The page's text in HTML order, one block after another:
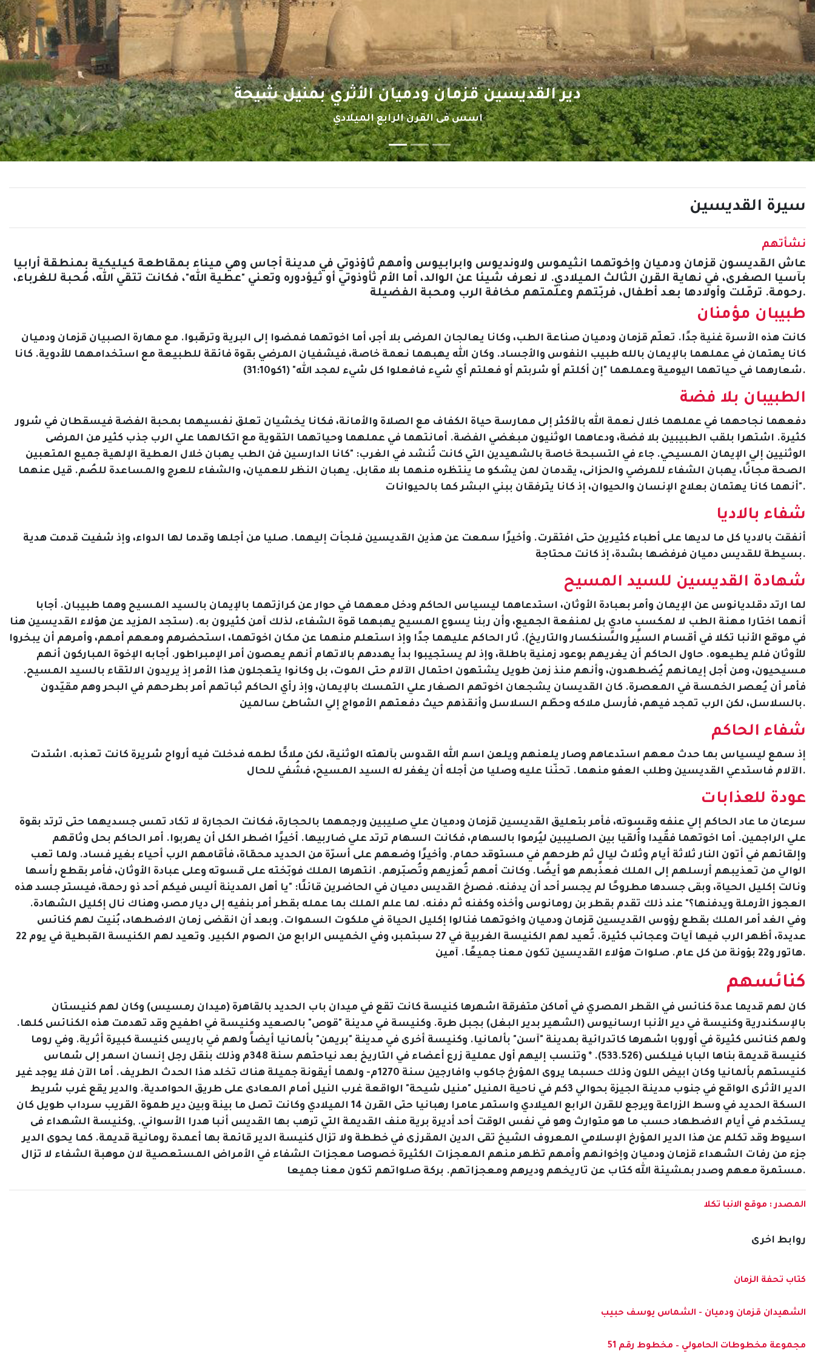
دير القديسين قزمان ودميان الأثري بمنيل شيحة
اسس فى القرن الرابع الميلادي
سيرة القديسين
نشأتهم
عاش القديسون قزمان ودميان وإخوتهما انثيموس ولاونديوس وابرابيوس وأمهم ثاؤذوتي في مدينة أجاس وهي ميناء بمقاطعة كيليكية بمنطقة أرابيا
بآسيا الصغرى، في نهاية القرن الثالث الميلادي. لا نعرف شيئا عن الوالد، أما الأم ثأوذوتي أو ثيؤدوره وتعني "عطية الله"، فكانت تتقي الله، مُحبة للغرباء،
رحومة. ترمّلت وأولادها بعد أطفال، فربّتهم وعلّمتهم مخافة الرب ومحبة الفضيلة.
طبيبان مؤمنان
كانت هذه الأسرة غنية جدًا. تعلّم قزمان ودميان صناعة الطب، وكانا يعالجان المرضى بلا أجر، أما اخوتهما فمضوا إلى البرية وترهّبوا. مع مهارة الصبيان قزمان ودميان
كانا يهتمان في عملهما بالإيمان بالله طبيب النفوس والأجساد. وكان الله يهبهما نعمة خاصة، فيشفيان المرضي بقوة فائقة للطبيعة مع استخدامهما للأدوية. كانا
شعارهما في حياتهما اليومية وعملهما "إن أكلتم أو شربتم أو فعلتم أي شيء فافعلوا كل شيء لمجد الله" (1كو31:10).
الطبيبان بلا فضة
دفعهما نجاحهما في عملهما خلال نعمة الله بالأكثر إلى ممارسة حياة الكفاف مع الصلاة والأمانة، فكانا يخشيان تعلق نفسيهما بمحبة الفضة فيسقطان في شرور
كثيرة. اشتهرا بلقب الطبيبين بلا فضة، ودعاهما الوثنيون مبغضي الفضة. أمانتهما في عملهما وحياتهما التقوية مع اتكالهما علي الرب جذب كثير من المرضى
الوثنيين إلي الإيمان المسيحي. جاء في التسبحة خاصة بالشهيدين التي كانت تُنشد في الغرب: "كانا الدارسين فن الطب يهبان خلال العطية الإلهية جميع المتعبين
الصحة مجانًا، يهبان الشفاء للمرضي والحزانى، يقدمان لمن يشكو ما ينتظره منهما بلا مقابل. يهبان النظر للعميان، والشفاء للعرج والمساعدة للصُم. قيل عنهما
أنهما كانا يهتمان بعلاج الإنسان والحيوان، إذ كانا يترفقان ببني البشر كما بالحيوانات".
شفاء بالاديا
أنفقت بالاديا كل ما لديها على أطباء كثيرين حتى افتقرت. وأخيرًا سمعت عن هذين القديسين فلجأت إليهما. صليا من أجلها وقدما لها الدواء، وإذ شفيت قدمت هدية
بسيطة للقديس دميان فرفضها بشدة، إذ كانت محتاجة.
شهادة القديسين للسيد المسيح
لما ارتد دقلديانوس عن الإيمان وأمر بعبادة الأوثان، استدعاهما ليسياس الحاكم ودخل معهما في حوار عن كرازتهما بالإيمان بالسيد المسيح وهما طبيبان. أجابا
أنهما اختارا مهنة الطب لا لمكسبٍ ماديٍ بل لمنفعة الجميع، وأن ربنا يسوع المسيح يهبهما قوة الشفاء، لذلك آمن كثيرون به. (ستجد المزيد عن هؤلاء القديسين هنا
في موقع الأنبا تكلا في أقسام السير والسنكسار والتاريخ). ثار الحاكم عليهما جدًا وإذ استعلم منهما عن مكان اخوتهما، استحضرهم ومعهم أمهم، وأمرهم أن يبخروا
للأوثان فلم يطيعوه. حاول الحاكم أن يغريهم بوعود زمنية باطلة، وإذ لم يستجيبوا بدأ يهددهم بالاتهام أنهم يعصون أمر الإمبراطور. أجابه الإخوة المباركون أنهم
مسيحيون، ومن أجل إيمانهم يُضطهدون، وأنهم منذ زمن طويل يشتهون احتمال الآلام حتى الموت، بل وكانوا يتعجلون هذا الأمر إذ يريدون الالتقاء بالسيد المسيح.
فأمر أن يُعصر الخمسة في المعصرة. كان القديسان يشجعان اخوتهم الصغار علي التمسك بالإيمان، وإذ رأي الحاكم ثباتهم أمر بطرحهم في البحر وهم مقيّدون
بالسلاسل، لكن الرب تمجد فيهم، فأرسل ملاكه وحطّم السلاسل وأنقذهم حيث دفعتهم الأمواج إلي الشاطئ سالمين.
شفاء الحاكم
إذ سمع ليسياس بما حدث معهم استدعاهم وصار يلعنهم ويلعن اسم الله القدوس بآلهته الوثنية، لكن ملاكًا لطمه فدخلت فيه أرواح شريرة كانت تعذبه. اشتدت
الآلام فاستدعي القديسين وطلب العفو منهما. تحنّنا عليه وصليا من أجله أن يغفر له السيد المسيح، فشُفي للحال.
عودة للعذابات
سرعان ما عاد الحاكم إلي عنفه وقسوته، فأمر بتعليق القديسين قزمان ودميان علي صليبين ورجمهما بالحجارة، فكانت الحجارة لا تكاد تمس جسديهما حتى ترتد بقوة
علي الراجمين. أما اخوتهما فقُيدا وأُلقيا بين الصليبين ليُرموا بالسهام، فكانت السهام ترتد علي ضاربيها. أخيرًا اضطر الكل أن يهربوا. أمر الحاكم بحل وثاقهم
وإلقائهم في أتون النار ثلاثة أيام وثلاث ليالٍ ثم طرحهم في مستوقد حمام. وأخيرًا وضعهم على أسرّة من الحديد محمّاة، فأقامهم الرب أحياء بغير فساد. ولما تعب
الوالي من تعذيبهم أرسلهم إلى الملك فعذبهم هو أيضًا. وكانت أمهم تُعزيهم وتُصبّرهم. انتهرها الملك فوبّخته على قسوته وعلى عبادة الأوثان، فأمر بقطع رأسها
ونالت إكليل الحياة، وبقى جسدها مطروحًا لم يجسر أحد أن يدفنه. فصرخ القديس دميان في الحاضرين قائلًا: "يا أهل المدينة أليس فيكم أحد ذو رحمة، فيستر جسد هذه
العجوز الأرملة ويدفنها؟" عند ذلك تقدم بقطر بن رومانوس وأخذه وكفنه ثم دفنه. لما علم الملك بما عمله بقطر أمر بنفيه إلى ديار مصر، وهناك نال إكليل الشهادة.
وفي الغد أمر الملك بقطع رؤوس القديسين قزمان ودميان واخوتهما فنالوا إكليل الحياة في ملكوت السموات. وبعد أن انقضى زمان الاضطهاد، بُنيت لهم كنائس
عديدة، أظهر الرب فيها آيات وعجائب كثيرة. تُعيد لهم الكنيسة الغربية في 27 سبتمبر، وفي الخميس الرابع من الصوم الكبير. وتعيد لهم الكنيسة القبطية في يوم 22
هاتور و22 بؤونة من كل عام. صلوات هؤلاء القديسين تكون معنا جميعًا. آمين.
كنائسهم
كان لهم قديما عدة كنائس في القطر المصري في أماكن متفرقة اشهرها كنيسة كانت تقع في ميدان باب الحديد بالقاهرة (ميدان رمسيس) وكان لهم كنيستان
بالإسكندرية وكنيسة في دير الأنبا ارسانيوس (الشهير بدير البغل) بجبل طرة. وكنيسة في مدينة "قوص" بالصعيد وكنيسة في اطفيح وقد تهدمت هذه الكنائس كلها.
ولهم كنائس كثيرة في أوروبا اشهرها كاتدرائية بمدينة "آسن" بألمانيا. وكنيسة أخرى في مدينة "بريمن" بألمانيا أيضاً ولهم في باريس كنيسة كبيرة أثرية. وفي روما
كنيسة قديمة بناها البابا فيلكس (533.526). * وتنسب إليهم أول عملية زرع أعضاء في التاريخ بعد نياحتهم سنة 348م وذلك بنقل رجل إنسان اسمر إلى شماس
كنيستهم بألمانيا وكان ابيض اللون وذلك حسبما يروى المؤرخ جاكوب وافارجين سنة 1270م- ولهما أيقونة جميلة هناك تخلد هذا الحدث الطريف. أما الآن فلا يوجد غير
الدير الأثرى الواقع في جنوب مدينة الجيزة بحوالي 3كم في ناحية المنيل "منيل شيحة" الواقعة غرب النيل أمام المعادى على طريق الحوامدية. والدير يقع غرب شريط
السكة الحديد في وسط الزراعة ويرجع للقرن الرابع الميلادي واستمر عامرا رهبانيا حتى القرن 14 الميلادي وكانت تصل ما بينة وبين دير طموة القريب سرداب طويل كان
يستخدم في أيام الاضطهاد حسب ما هو متوارث وهو في نفس الوقت أحد أديرة برية منف القديمة التي ترهب بها القديس أنبا هدرا الأسواني. ,وكنيسة الشهداء فى
اسيوط وقد تكلم عن هذا الدير المؤرخ الإسلامي المعروف الشيخ تقى الدين المقرزى في خططة ولا تزال كنيسة الدير قائمة بها أعمدة رومانية قديمة. كما يحوى الدير
جزء من رفات الشهداء قزمان ودميان وإخوانهم وأمهم تظهر منهم المعجزات الكثيرة خصوصا معجزات الشفاء في الأمراض المستعصية لان موهبة الشفاء لا تزال
مستمرة معهم وصدر بمشيئة الله كتاب عن تاريخهم وديرهم ومعجزاتهم. بركة صلواتهم تكون معنا جميعا.
المصدر : موقع الانبا تكلا
روابط اخرى
كتاب تحفة الزمان
الشهيدان قزمان ودميان - الشماس يوسف حبيب
مجموعة مخطوطات الحامولي – مخطوط رقم 51